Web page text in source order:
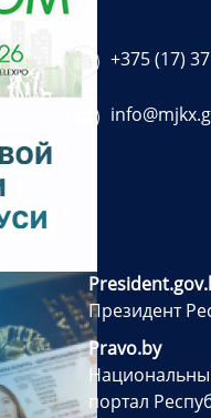
+375 (17)
Президент
Pravo.by
портал